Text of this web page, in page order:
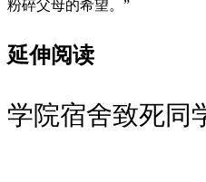
粉碎父母的希望。”
延伸阅读
学院宿舍致死同